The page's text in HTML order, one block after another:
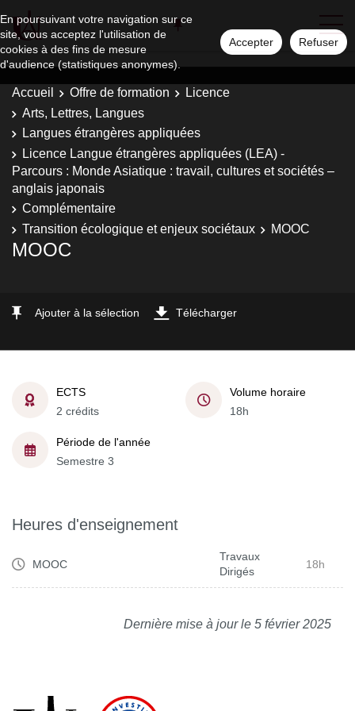
En poursuivant votre navigation sur ce
site, vous acceptez l'utilisation de
cookies à des fins de mesure
d'audience (statistiques anonymes).
Accepter Refuser
Accueil Offre de formation
Licence
Arts, Lettres, Langues
Langues étrangères appliquées
Licence Langue étrangères appliquées (LEA) -
Parcours : Monde Asiatique : travail, cultures et sociétés –
anglais japonais
Complémentaire
Transition écologique et enjeux sociétaux
MOOC
MOOC
Ajouter à la sélection Télécharger
ECTS
2 crédits
Volume horaire
18h
Période de l'année
Semestre 3
Heures d'enseignement
MOOC
Travaux
Dirigés
18h
Dernière mise à jour le 5 février 2025